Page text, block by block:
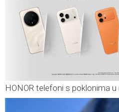
HONOR telefoni s poklonima